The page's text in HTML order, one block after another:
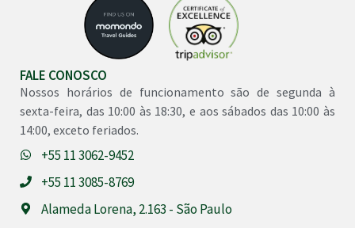
FALE CONOSCO
Nossos horários de funcionamento são de segunda à
sexta-feira, das 10:00 às 18:30, e aos sábados das 10:00 às
14:00, exceto feriados.
+55 11 3062-9452
+55 11 3085-8769
Alameda Lorena, 2.163 - São Paulo